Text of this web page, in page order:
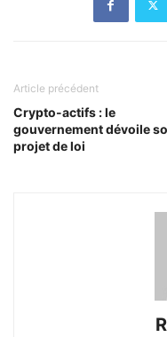
Article précédent
Crypto-actifs : le
gouvernement dévoile
projet de loi